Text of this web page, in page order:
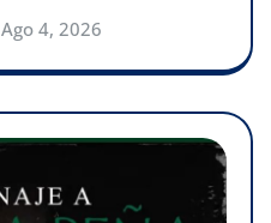
Ago 4, 2026